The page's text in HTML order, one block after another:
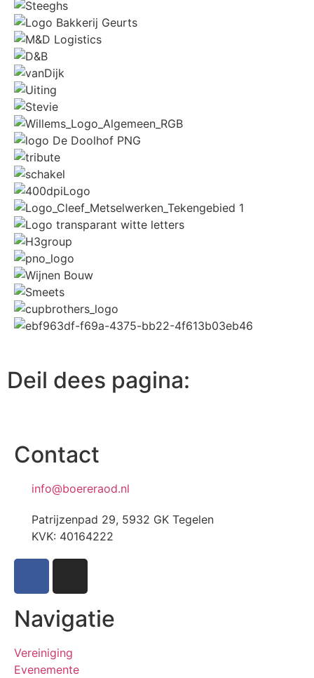
Deil dees pagina:
Contact
info@boereraod.nl
Patrijzenpad 29, 5932 GK Tegelen
KVK: 40164222
Navigatie
Vereiniging
Evenemente